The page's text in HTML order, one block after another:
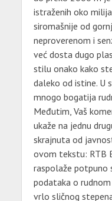
istraženih oko
siromašnije od
neproverenom i
već dosta dugo
stilu onako kako
daleko od istine. U
mnogo bogatija
Međutim, Vaš
ukaže na jednu
skrajnuta od
ovom tekstu: RTB
raspolaže potpuno
podataka o
vrlo sličnog